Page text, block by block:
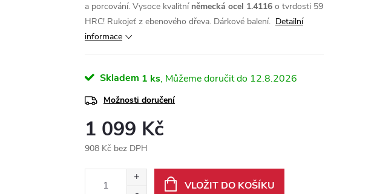
a porcování. Vysoce kvalitní německá ocel 1.4116 o tvrdosti 59
HRC! Rukojeť z ebenového dřeva. Dárkové balení. Detailní
informace
Skladem 1 ks 12.8.2026
Možnosti doručení
1 099 Kč
908 Kč bez DPH
VLOŽIT DO KOŠÍKU